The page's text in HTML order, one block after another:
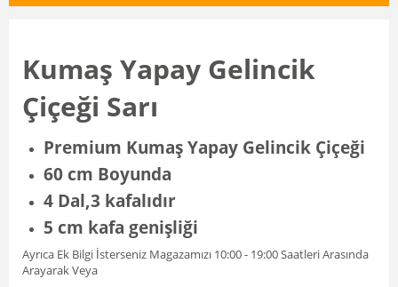
Kumaş Yapay Gelincik
Çiçeği Sarı
Premium Kumaş Yapay Gelincik Çiçeği
60 cm Boyunda
4 Dal,3 kafalıdır
5 cm kafa genişliği
Ayrıca Ek Bilgi İsterseniz Magazamızı 10:00 - 19:00 Saatleri Arasında
Arayarak Veya